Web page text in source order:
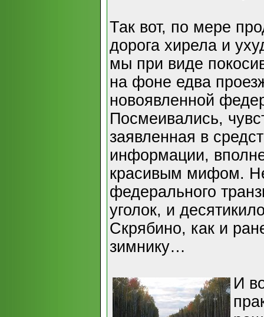
Так вот, по мере
дорога хирела и
мы при виде
на фоне едва
новоявленной
Посмеивались,
заявленная в
информации,
красивым мифом.
федерального
уголок, и
Скрябино, как и
зимнику…
И